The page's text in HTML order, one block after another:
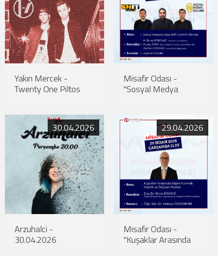
Yakın Mercek -
Twenty One Piltos
Misafir Odası -
"Sosyal Medya
30.04.2026
Arzuhalci -
30.04.2026
29.04.2026
Misafir Odası -
"Kuşaklar Arasında